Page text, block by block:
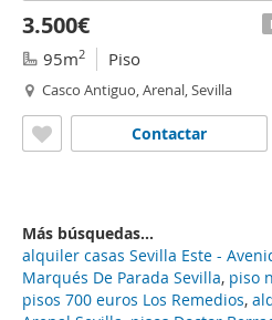
3.500€
95m2 Piso
Casco Antiguo, Arenal, Sevilla
Contactar
Más búsquedas...
alquiler casas Sevilla Este -
Marqués De Parada Sevilla, piso
pisos 700 euros Los Remedios,